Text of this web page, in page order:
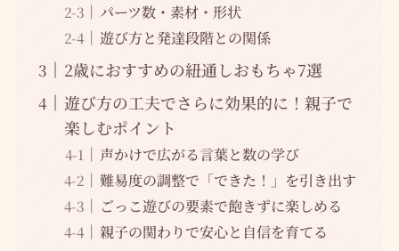
パーツ数・素材・形状
遊び方と発達段階との関係
2歳におすすめの紐通しおもちゃ7選
遊び方の工夫でさらに効果的に！親子で
楽しむポイント
声かけで広がる言葉と数の学び
難易度の調整で「できた！」を引き出す
ごっこ遊びの要素で飽きずに楽しめる
親子の関わりで安心と自信を育てる